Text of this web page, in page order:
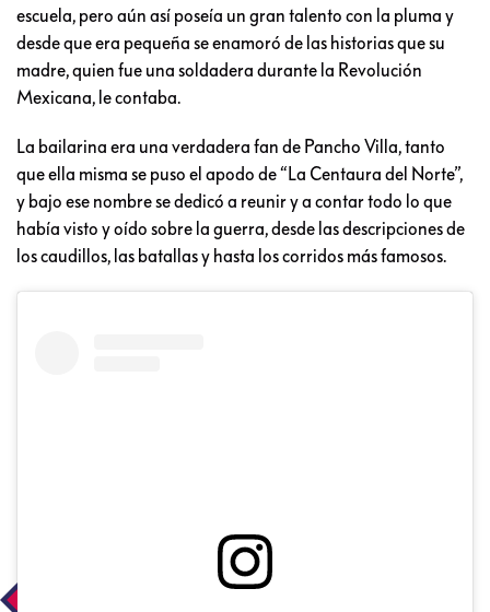
escuela, pero aún así poseía un gran talento con la pluma y
desde que era pequeña se enamoró de las historias que su
madre, quien fue una soldadera durante la Revolución
Mexicana, le contaba.
La bailarina era una verdadera fan de Pancho Villa, tanto
que ella misma se puso el apodo de “La Centaura del Norte”,
y bajo ese nombre se dedicó a reunir y a contar todo lo que
había visto y oído sobre la guerra, desde las descripciones de
los caudillos, las batallas y hasta los corridos más famosos.